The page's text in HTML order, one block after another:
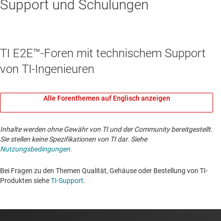
Support und Schulungen
TI E2E™-Foren mit technischem Support
von TI-Ingenieuren
Alle Forenthemen auf Englisch anzeigen
Inhalte werden ohne Gewähr von TI und der Community bereitgestellt.
Sie stellen keine Spezifikationen von TI dar. Siehe
Nutzungsbedingungen.
Bei Fragen zu den Themen Qualität, Gehäuse oder Bestellung von TI-
Produkten sieheTI-Support. ​​​​​​​​​​​​​​